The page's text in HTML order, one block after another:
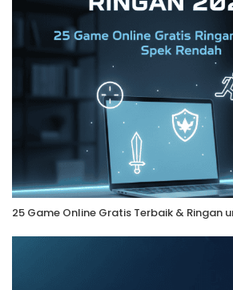
25 Game Online Gratis Terbaik & Ringan